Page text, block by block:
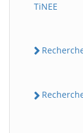
TiNEE